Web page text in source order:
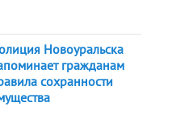
Новоуральска
гражданам
сохранности